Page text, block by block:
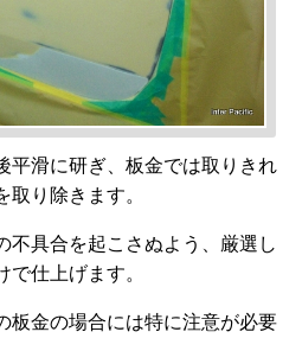
平滑に研ぎ、板金では取りきれ
取り除きます。
不具合を起こさぬよう、厳選し
で仕上げます。
板金の場合には特に注意が必要